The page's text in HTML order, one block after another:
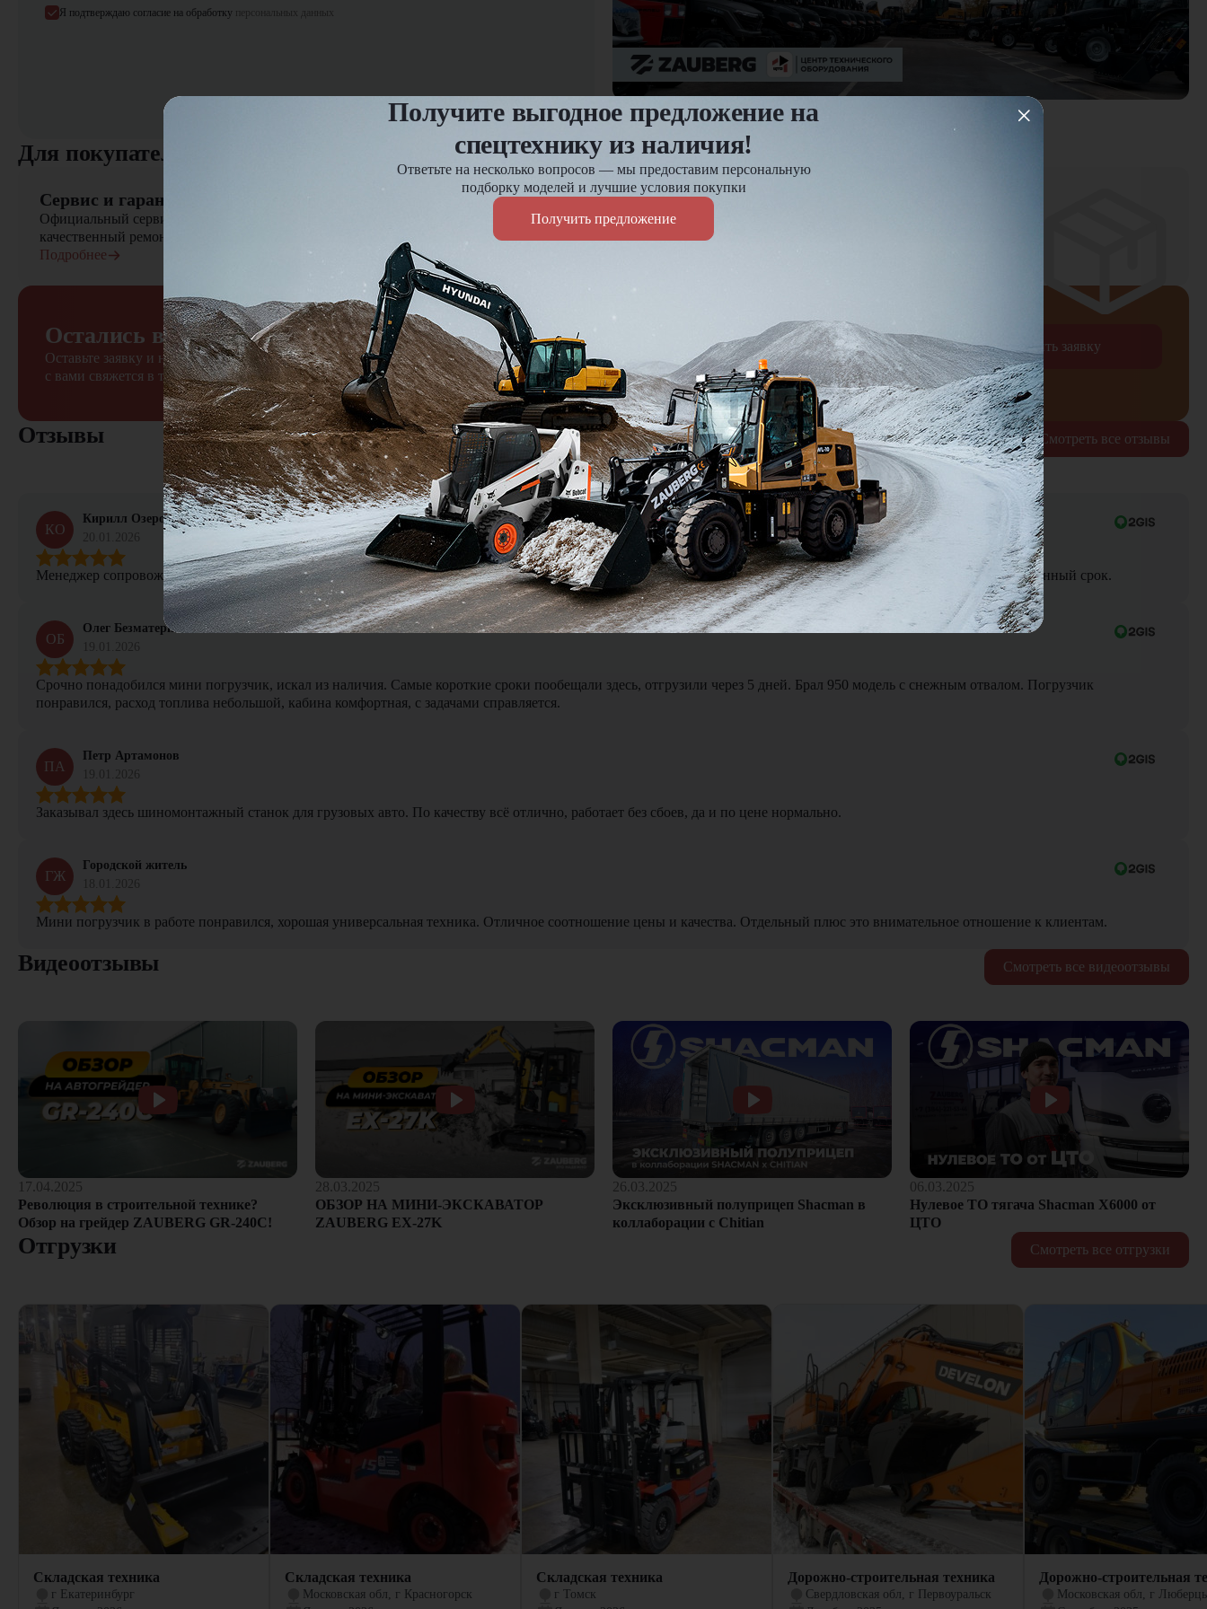
Я подтверждаю согласие на обработку персональных данных
12.03.2025
Предпродажная подготовка
Для покупателя
Сервис и гарантия
Официальный сервисный центр осуществляет быстрый выезд и
качественный ремонт сельскохозяйственной техники
Подробнее
Оплата и доставка
Доставка по России до 7 дней
Действует гибкая система оплаты
Остались вопросы?
Оставьте заявку и наш менеджер
с вами свяжется в течение 15 минут
Отправить заявку
Я подтверждаю согласие на обработкуперсональных данных
Смотреть все отзывы
Отзывы
КО
Кирилл Озеров
Менеджер сопровождал сделку от начала и до конца, не терялся и был на связи можно сказать 24 на 7. Доставка экскаватора до объекта была выполнена в оговоренный срок.
ОБ
Олег Безматерных
Срочно понадобился мини погрузчик, искал из наличия. Самые короткие сроки пообещали здесь, отгрузили через 5 дней. Брал 950 модель с снежным отвалом. Погрузчик
понравился, расход топлива небольшой, кабина комфортная, с задачами справляется.
ПА
Петр Артамонов
Заказывал здесь шиномонтажный станок для грузовых авто. По качеству всё отлично, работает без сбоев, да и по цене нормально.
ГЖ
Городской житель
Мини погрузчик в работе понравился, хорошая универсальная техника. Отличное соотношение цены и качества. Отдельный плюс это внимательное отношение к клиентам.
Смотреть все видеоотзывы
Видеоотзывы
17.04.2025
Революция в строительной технике?
Обзор на грейдер ZAUBERG GR-240C!
28.03.2025
ОБЗОР НА МИНИ-ЭКСКАВАТОР
ZAUBERG EX-27K
26.03.2025
Эксклюзивный полуприцеп Shacman в
коллаборации с Chitian
06.03.2025
Нулевое ТО тягача Shacman Х6000 от
ЦТО
Смотреть все отгрузки
Отгрузки
Складская техника
г Екатеринбург
Складская техника
Московская обл, г Красногорск
Складская техника
г Томск
Дорожно-строительная техника
Свердловская обл, г Первоуральск
Дорожно-строительная
Московская обл, г
Получите выгодное предложение на
спецтехнику из наличия!
Ответьте на несколько вопросов — мы предоставим персональную
подборку моделей и лучшие условия покупки
Получить предложение